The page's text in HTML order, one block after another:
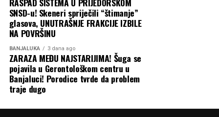
komplikovanija.
Zbog svega ovoga, priroda ruskog rata protiv Ukrajine
nastaviće da se mijenja dok obje strane traže način da
prekinu pat-poziciju na frontu u svoju korist. A
ekonomska šteta, koja se osjeća daleko izvan granica
Ukrajine i Rusije, nastaviće da se gomila, piše Blic.
SNSD-u! Skeneri spriječili “štimanje”
glasova, UNUTRAŠNJE FRAKCIJE IZBILE
NA POVRŠINU
BANJALUKA 3 dana ago
ZARAZA MEĐU NAJSTARIJIMA! Šuga se
pojavila u Gerontološkom centru u
Banjaluci! Porodice tvrde da problem
traje dugo